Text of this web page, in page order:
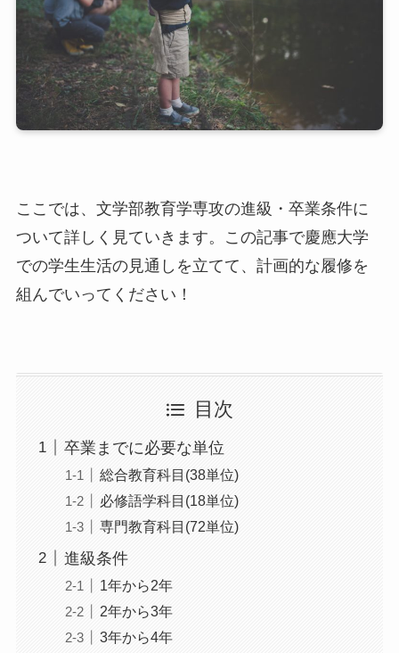
ここでは、文学部教育学専攻の進級・卒業条件に
ついて詳しく見ていきます。この記事で慶應大学
での学生生活の見通しを立てて、計画的な履修を
組んでいってください！
目次
卒業までに必要な単位
総合教育科目(38単位)
必修語学科目(18単位)
専門教育科目(72単位)
進級条件
1年から2年
2年から3年
3年から4年